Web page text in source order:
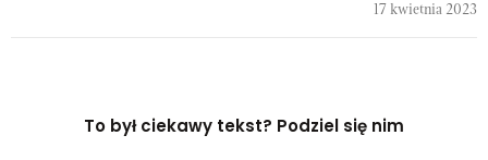
17 kwietnia 2023
To był ciekawy tekst? Podziel się nim